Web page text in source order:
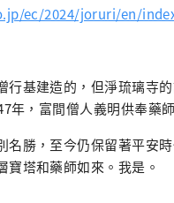
ec/2024/joruri/en/
基建造的，但淨琉璃寺
年，富間僧人義明供奉藥
勝，至今仍保留著平安
塔和藥師如來。我是。